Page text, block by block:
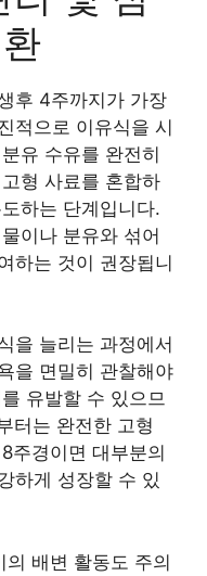
후 4주까지가 가장
적으로 이유식을 시
유 수유를 완전히
형 사료를 혼합하
하는 단계입니다.
이나 분유와 섞어
하는 것이 권장됩니
을 늘리는 과정에서
을 면밀히 관찰해야
유발할 수 있으므
터는 완전한 고형
주경이면 대부분의
하게 성장할 수 있
배변 활동도 주의